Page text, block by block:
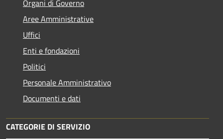
Organi di Governo
Aree Amministrative
Uffici
Enti e fondazioni
Politici
Personale Amministrativo
Documenti e dati
CATEGORIE DI SERVIZIO